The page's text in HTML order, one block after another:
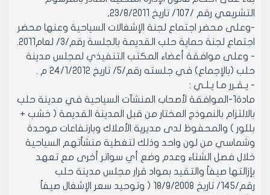
التشريعي رقم /107/ تاريخ 23/8/2011,
-وعلى محضر اجتماع لجنة الإشغالات السياحية وعنها محضر
اجتماع لجنة حماية حلب القديمة بالجلسة رقم/3/ لعام2011.
- وعلى موافقة أعضاء المكتب التنفيذي لمجلس مدينة
حلب (بالإجماع) في جلسته رقم/5/ تاريخ 24/1/2012 م .
- يـقـرر مـا يـلـي :
مادة1-الموافقة لأصحاب المنشآت السياحية في مدينة حلب
بالالتزام بالنموذج المختار من قبل المدينة القديمة ( خشب +
بللور ) والمحفوظ لدى مديرية الأملاك وبارتفاعات موحدة
وشماسي من لون واحد وذلك لتغطية منشأتهم السياحية
خلال فصل الشتاء وعدم وضع أي سواتر أخرى مع تعهد
بإزالتها صيفاً والتقيد بمواد قرار مجلس مدينة حلب
رقم/145/ تاريخ 18/9/2008 ( وتوحيد سعر الإشغال صيفاً